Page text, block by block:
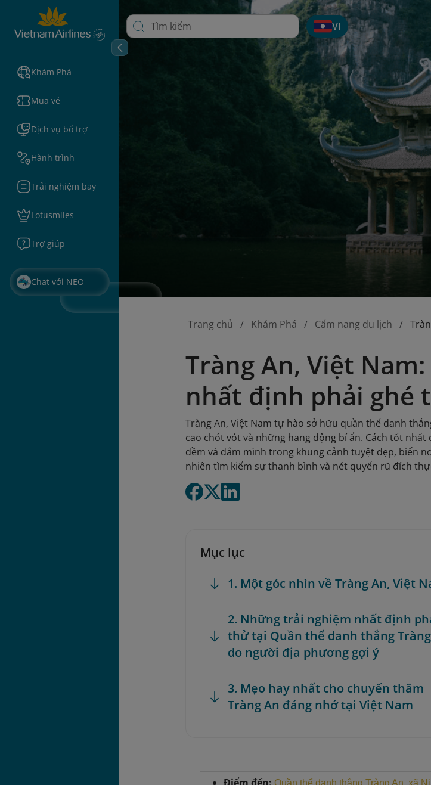
Khám Phá
Mua vé
Dịch vụ bổ trợ
Hành trình
Trải nghiệm bay
Lotusmiles
Trợ giúp
Chat với NEO
VI
Trang chủ Khám Phá Cẩm nang du lịch
Tràng An, Việt Nam:
nhất định phải ghé
Tràng An, Việt Nam tự hào sở hữu quần thể danh
cao chót vót và những hang động bí ẩn. Cách tốt
đềm và đắm mình trong khung cảnh tuyệt đẹp, biến
nhiên tìm kiếm sự thanh bình và nét quyến rũ đích
Mục lục
1. Một góc nhìn về Tràng An, Việt
2. Những trải nghiệm nhất định
thử tại Quần thể danh thắng
do người địa phương gợi ý
3. Mẹo hay nhất cho chuyến thăm
Tràng An đáng nhớ tại Việt Nam
Quần thể danh thắng Tràng An, xã